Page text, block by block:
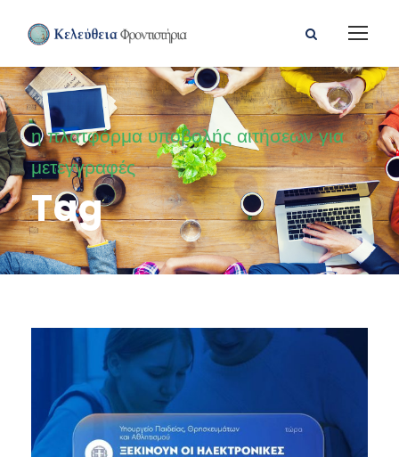
η πλατφόρμα υποβολής αιτήσεων για
μετεγγραφές
Tag